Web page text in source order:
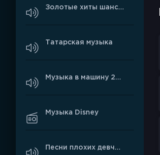
Золотые хиты шансона
Татарская музыка
Музыка в машину 2026
Музыка Disney
Песни плохих девчонок